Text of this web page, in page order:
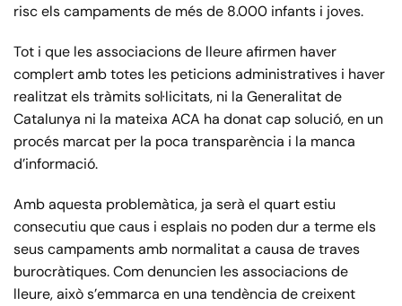
risc els campaments de més de 8.000 infants i joves.
Tot i que les associacions de lleure afirmen haver
complert amb totes les peticions administratives i haver
realitzat els tràmits sol·licitats, ni la Generalitat de
Catalunya ni la mateixa ACA ha donat cap solució, en un
procés marcat per la poca transparència i la manca
d’informació.
Amb aquesta problemàtica, ja serà el quart estiu
consecutiu que caus i esplais no poden dur a terme els
seus campaments amb normalitat a causa de traves
burocràtiques. Com denuncien les associacions de
lleure, això s’emmarca en una tendència de creixent